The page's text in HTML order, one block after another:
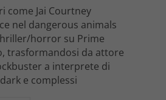
come Jai Courtney
nel dangerous animals
horror su Prime
trasformandosi da attore
a interprete di
e complessi